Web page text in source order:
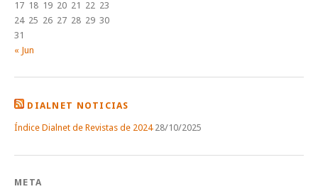
17 18 19 20 21 22 23
24 25 26 27 28 29 30
31
« Jun
DIALNET NOTICIAS
Índice Dialnet de Revistas de 2024 28/10/2025
META